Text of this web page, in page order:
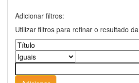
Adicionar filtros:
Utilizar filtros para refinar o resultado